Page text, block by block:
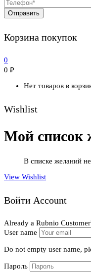
Корзина покупок
0
0 ₽
Нет товаров в
Wishlist
Мой список
В списке желаний
View Wishlist
Войти Account
Already a Rubnio
User name
Do not empty user name,
Пароль